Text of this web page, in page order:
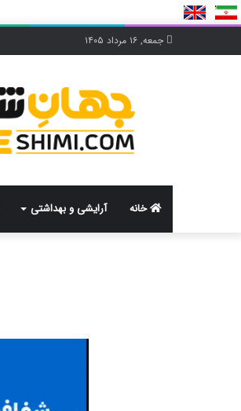
جمعه, ۱۶ مرداد ۱۴۰۵
خانه آرایشی و بهداشتی